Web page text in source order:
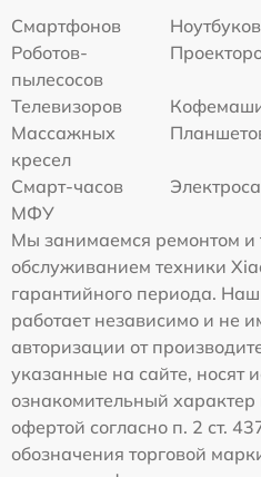
Смартфонов
Ноутбуков
Роботов-
пылесосов
Телевизоров
Массажных
кресел
Смарт-часов
МФУ
Мы занимаемся ремонтом и
обслуживанием техники
гарантийного периода.
работает независимо и не
авторизации от
указанные на сайте, носят
ознакомительный
офертой согласно п. 2 ст.
обозначения торговой